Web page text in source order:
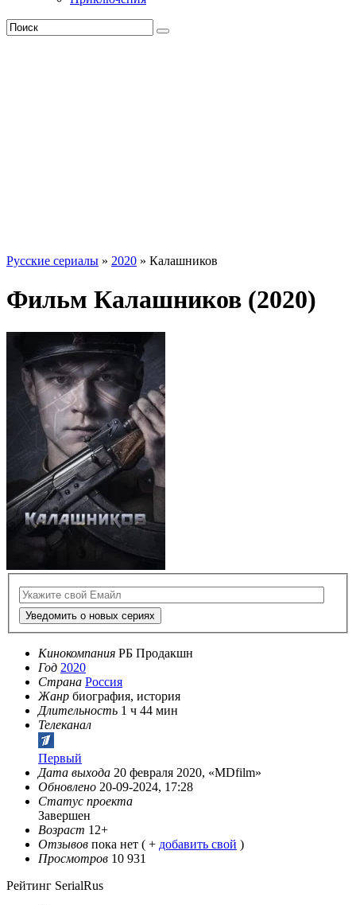
Русские сериалы » 2020 » Калашников
Фильм Калашников (2020)
Уведомить о новых сериях
Кинокомпания РБ Продакшн
Год 2020
Страна Россия
Жанр биография, история
Длительность 1 ч 44 мин
Телеканал
Первый
Дата выхода 20 февраля 2020, «MDfilm»
Обновлено 20-09-2024, 17:28
Статус проекта
Завершен
Возраст 12+
Отзывов пока нет ( + добавить свой )
Просмотров 10 931
Рейтинг SerialRus